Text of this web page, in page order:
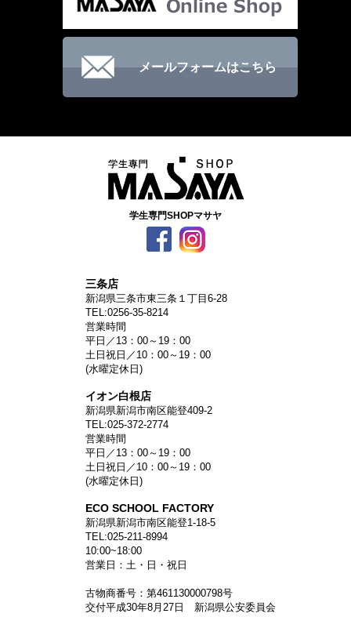
メールフォームはこちら
学生専門SHOPマサヤ
三条店
新潟県三条市東三条１丁目6-28
TEL:0256-35-8214
営業時間
平日／13：00～19：00
土日祝日／10：00～19：00
(水曜定休日)
イオン白根店
新潟県新潟市南区能登409-2
TEL:025-372-2774
営業時間
平日／13：00～19：00
土日祝日／10：00～19：00
(水曜定休日)
ECO SCHOOL FACTORY
新潟県新潟市南区能登1-18-5
TEL:025-211-8994
10:00~18:00
営業日：土・日・祝日
古物商番号：第461130000798号
交付平成30年8月27日 新潟県公安委員会